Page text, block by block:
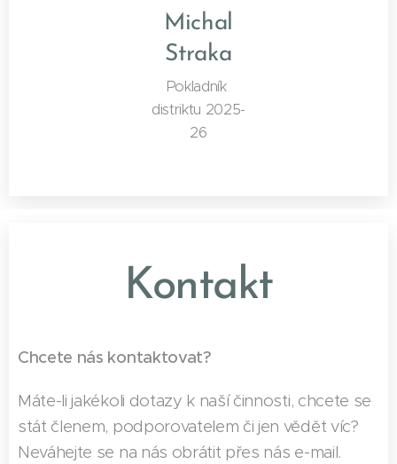
Michal
Straka
Pokladník
distriktu 2025-
26
Kontakt
Chcete nás kontaktovat?
Máte-li jakékoli dotazy k naší činnosti, chcete se
stát členem, podporovatelem či jen vědět víc?
Neváhejte se na nás obrátit přes nás e-mail.